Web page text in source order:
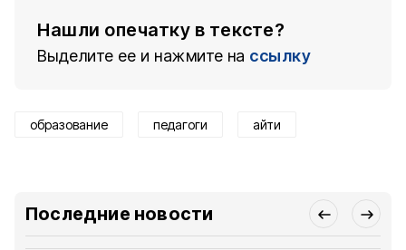
Нашли опечатку в тексте?
Выделите ее и нажмите на ссылку
образование педагоги айти
Последние новости